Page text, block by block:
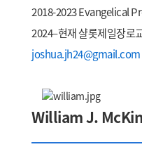
2018-2023 Evangelical
2024–현재 샬롯제일장로
joshua.jh24@gmail.com
William J.